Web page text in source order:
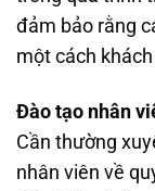
đảm bảo rằng
một cách
Đào tạo nhân
Cần thường
nhân viên về